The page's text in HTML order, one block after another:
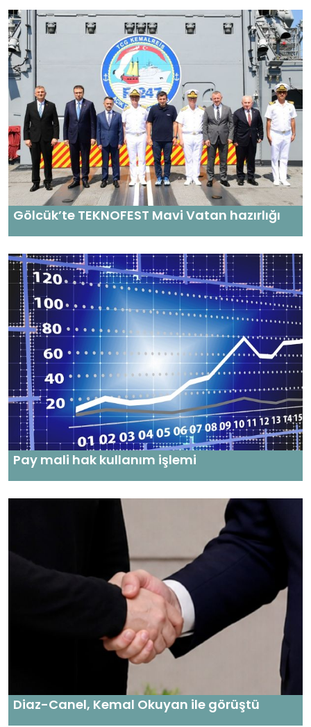
Gölcük’te TEKNOFEST Mavi Vatan hazırlığı
Pay mali hak kullanım işlemi
Diaz-Canel, Kemal Okuyan ile görüştü